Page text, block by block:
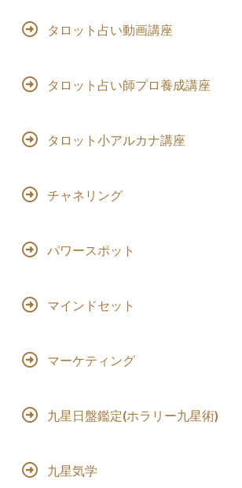
タロット占い動画講座
タロット占い師プロ養成講座
タロット小アルカナ講座
チャネリング
パワースポット
マインドセット
マーケティング
九星日盤鑑定(ホラリー九星術)
九星気学